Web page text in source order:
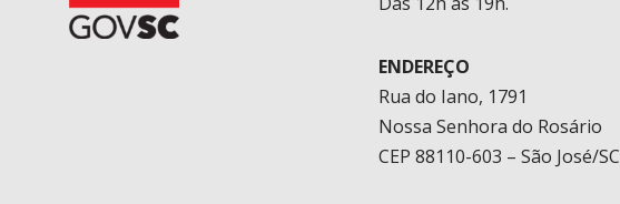
ENDEREÇO
Rua do Iano, 1791
Nossa Senhora do Rosário
CEP 88110-603 – São José/SC